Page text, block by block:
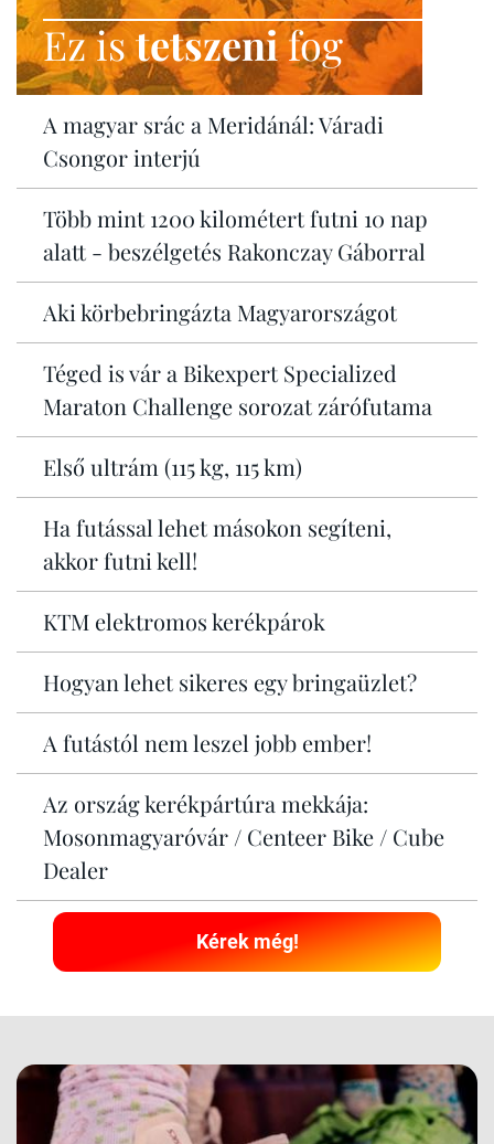
Ez istetszenifog
A magyar srác a Meridánál: Váradi
Csongor interjú
Több mint 1200 kilométert futni 10 nap
alatt - beszélgetés Rakonczay Gáborral
Aki körbebringázta Magyarországot
Téged is vár a Bikexpert Specialized
Maraton Challenge sorozat zárófutama
Első ultrám (115 kg, 115 km)
Ha futással lehet másokon segíteni,
akkor futni kell!
KTM elektromos kerékpárok
Hogyan lehet sikeres egy bringaüzlet?
A futástól nem leszel jobb ember!
Az ország kerékpártúra mekkája:
Mosonmagyaróvár / Centeer Bike / Cube
Dealer
Kérek még!